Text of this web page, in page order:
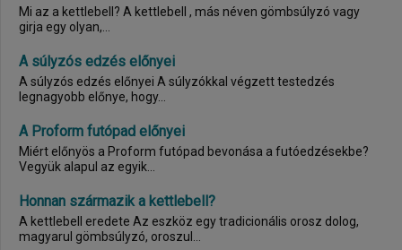
Mi az a kettlebell? A kettlebell , más néven gömbsúlyzó vagy
girja egy olyan,...
A súlyzós edzés előnyei
A súlyzós edzés előnyei A súlyzókkal végzett testedzés
legnagyobb előnye, hogy...
A Proform futópad előnyei
Miért előnyös a Proform futópad bevonása a futóedzésekbe?
Vegyük alapul az egyik...
Honnan származik a kettlebell?
A kettlebell eredete Az eszköz egy tradicionális orosz dolog,
magyarul gömbsúlyzó, oroszul...